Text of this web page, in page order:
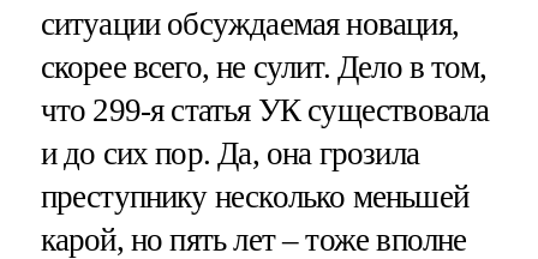
ситуации обсуждаемая новация,
скорее всего, не сулит. Дело в том,
что 299-я статья УК существовала
и до сих пор. Да, она грозила
преступнику несколько меньшей
карой, но пять лет – тоже вполне